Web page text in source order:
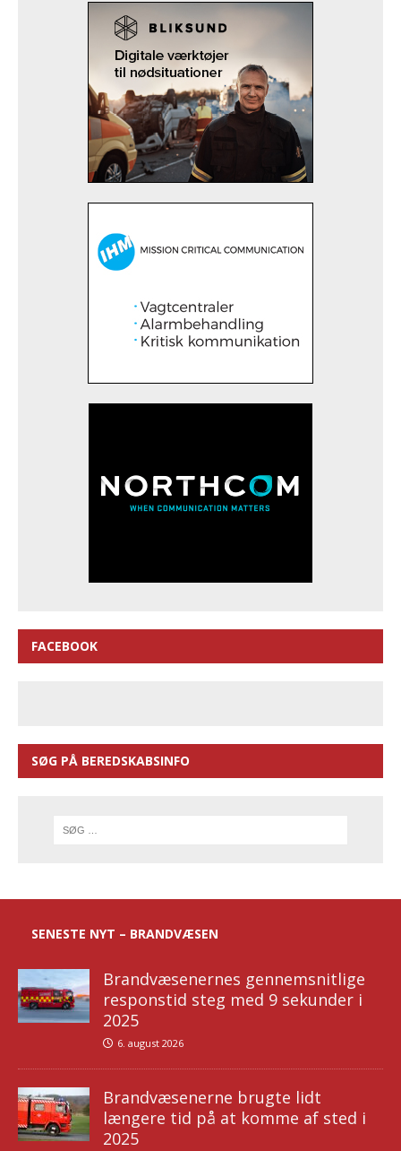
FACEBOOK
SØG PÅ BEREDSKABSINFO
SENESTE NYT – BRANDVÆSEN
Brandvæsenernes gennemsnitlige
responstid steg med 9 sekunder i
2025
6. august 2026
Brandvæsenerne brugte lidt
længere tid på at komme af sted i
2025